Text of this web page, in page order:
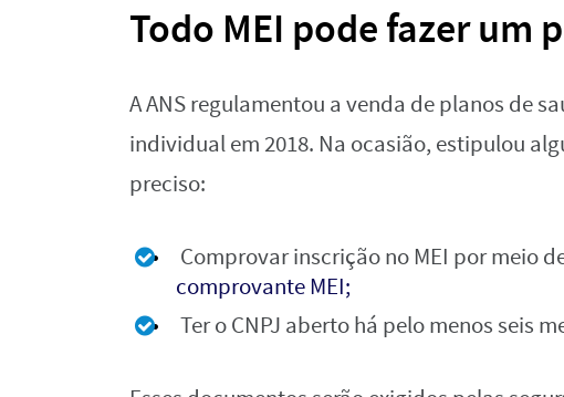
Todo MEI pode fazer um
A ANS regulamentou a venda de planos de
individual em 2018. Na ocasião, estipulou
preciso:
Comprovar inscrição no MEI por meio
comprovante MEI;
Ter o CNPJ aberto há pelo menos seis